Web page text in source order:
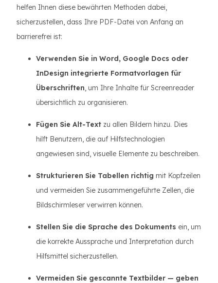
helfen Ihnen diese bewährten Methoden dabei,
sicherzustellen, dass Ihre PDF-Datei von Anfang an
barrierefrei ist:
Verwenden Sie in Word, Google Docs oder
InDesign integrierte Formatvorlagen für
Überschriften, um Ihre Inhalte für Screenreader
übersichtlich zu organisieren.
Fügen Sie Alt-Text zu allen Bildern hinzu. Dies
hilft Benutzern, die auf Hilfstechnologien
angewiesen sind, visuelle Elemente zu beschreiben.
Strukturieren Sie Tabellen richtig mit Kopfzeilen
und vermeiden Sie zusammengeführte Zellen, die
Bildschirmleser verwirren können.
Stellen Sie die Sprache des Dokuments ein, um
die korrekte Aussprache und Interpretation durch
Hilfsmittel sicherzustellen.
Vermeiden Sie gescannte Textbilder — geben